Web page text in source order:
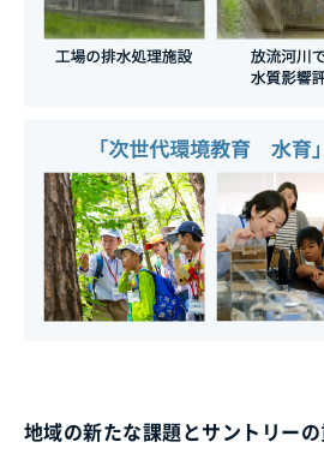
地域の新たな課題とサントリー